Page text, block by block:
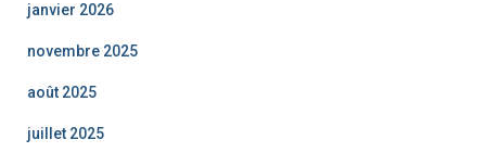
janvier 2026
novembre 2025
août 2025
juillet 2025